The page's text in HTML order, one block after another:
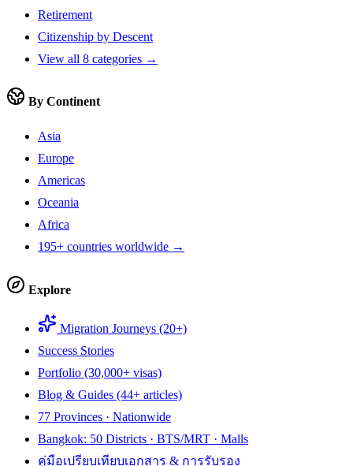
Retirement
Citizenship by Descent
View all 8 categories →
By Continent
Asia
Europe
Americas
Oceania
Africa
195+ countries worldwide →
Explore
Migration Journeys (20+)
Success Stories
Portfolio (30,000+ visas)
Blog & Guides (44+ articles)
77 Provinces · Nationwide
Bangkok: 50 Districts · BTS/MRT · Malls
คู่มือเปรียบเทียบเอกสาร & การรับรอง